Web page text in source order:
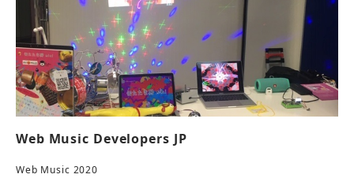
Web Music Developers JP
Web Music 2020